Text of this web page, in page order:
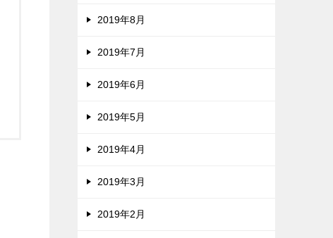
2019年8月
2019年7月
2019年6月
2019年5月
2019年4月
2019年3月
2019年2月